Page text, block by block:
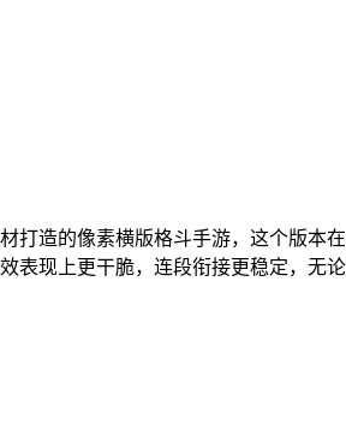
打造的像素横版格斗手游，这个版
表现上更干脆，连段衔接更稳定，无